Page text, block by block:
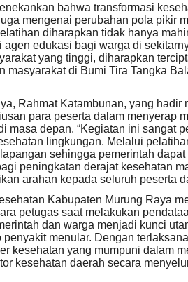
bahwa transformasi
mengenai perubahan pola pikir
diharapkan tidak hanya
edukasi bagi warga di
yang tinggi, diharapkan
masyarakat di Bumi Tira Tangka
Rahmat Katambunan, yang hadir
para peserta dalam menyerap
masa depan. “Kegiatan ini sangat
lingkungan. Melalui
sehingga pemerintah
peningkatan derajat kesehatan
arahan kepada seluruh peserta
Kabupaten Murung Raya
petugas saat melakukan
dan warga menjadi kunci
menular. Dengan
kesehatan yang mumpuni dalam
kesehatan daerah secara